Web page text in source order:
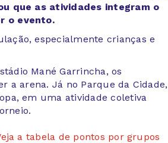
que as atividades integram o
o evento.
especialmente crianças e
Mané Garrincha, os
a arena. Já no Parque da Cidade,
em uma atividade coletiva
a tabela de pontos por grupos